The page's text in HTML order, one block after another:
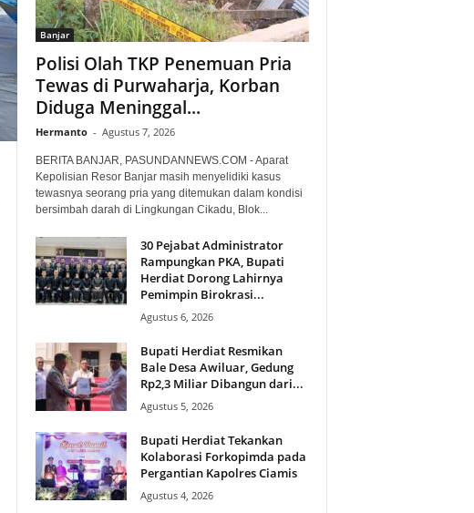
Banjar
Polisi Olah TKP Penemuan Pria
Tewas di Purwaharja, Korban
Diduga Meninggal...
Hermanto - Agustus 7, 2026
BERITA BANJAR, PASUNDANNEWS.COM - Aparat
Kepolisian Resor Banjar masih menyelidiki kasus
tewasnya seorang pria yang ditemukan dalam kondisi
bersimbah darah di Lingkungan Cikadu, Blok...
30 Pejabat Administrator
Rampungkan PKA, Bupati
Herdiat Dorong Lahirnya
Pemimpin Birokrasi...
Agustus 6, 2026
Bupati Herdiat Resmikan
Bale Desa Awiluar, Gedung
Rp2,3 Miliar Dibangun dari...
Agustus 5, 2026
Bupati Herdiat Tekankan
Kolaborasi Forkopimda pada
Pergantian Kapolres Ciamis
Agustus 4, 2026